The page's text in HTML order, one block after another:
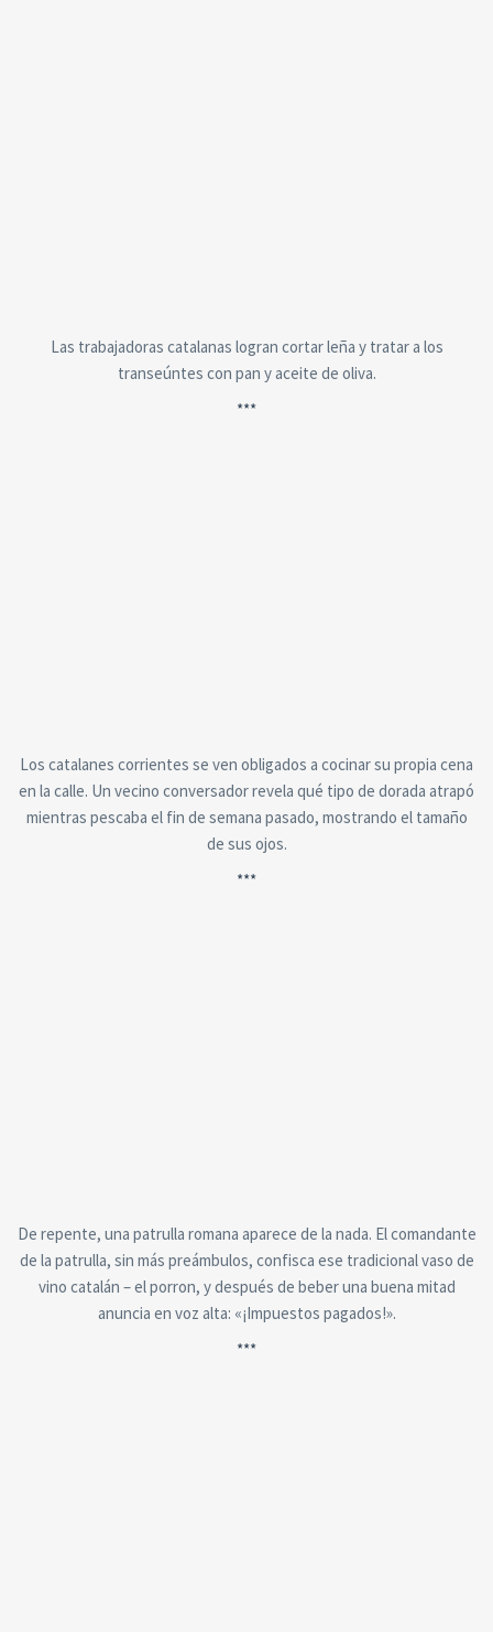
Las trabajadoras catalanas logran cortar leña y tratar a los
transeúntes con pan y aceite de oliva.
***
Los catalanes corrientes se ven obligados a cocinar su propia cena
en la calle. Un vecino conversador revela qué tipo de dorada atrapó
mientras pescaba el fin de semana pasado, mostrando el tamaño
de sus ojos.
***
De repente, una patrulla romana aparece de la nada. El comandante
de la patrulla, sin más preámbulos, confisca ese tradicional vaso de
vino catalán – el porron, y después de beber una buena mitad
anuncia en voz alta: «¡Impuestos pagados!».
***